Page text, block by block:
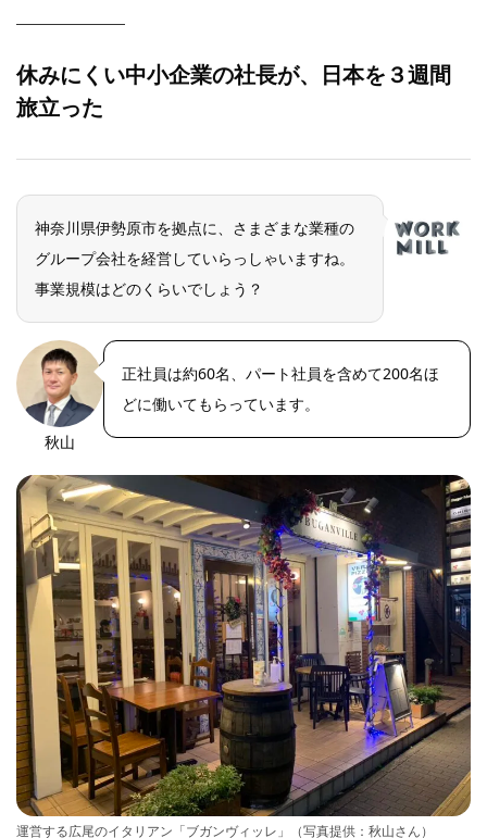
休みにくい中小企業の社長が、日本を３週間
旅立った
神奈川県伊勢原市を拠点に、さまざまな業種の
グループ会社を経営していらっしゃいますね。
事業規模はどのくらいでしょう？
OLYMPUS
CAMERA
秋山
正社員は約60名、パート社員を含めて200名ほ
どに働いてもらっています。
運営する広尾のイタリアン「ブガンヴィッレ」（写真提供：秋山さん）